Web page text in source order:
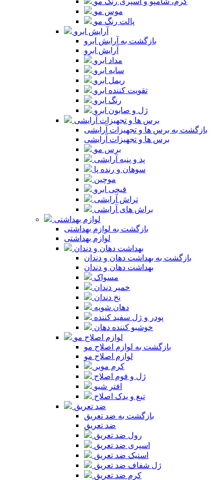
موس مو
پالت رنگ مو
آرایش ابرو
بازگشت به آرایش ابرو
آرایش ابرو
مداد ابرو
سایه ابرو
ریمل ابرو
تقویت کننده ابرو
رنگ ابرو
ژل و صابون ابرو
برس ها و تجهیزات آرایشی
بازگشت به برس ها و تجهیزات آرایشی
برس ها و تجهیزات آرایشی
برس مو
پد و پنبه آرایشی
سوهان و رنده پا
موچین
قیچی ابرو
تراش آرایشی
براش های آرایشی
لوازم بهداشتی
بازگشت به لوازم بهداشتی
لوازم بهداشتی
بهداشت دهان و دندان
بازگشت به بهداشت دهان و دندان
بهداشت دهان و دندان
مسواک
خمیر دندان
نخ دندان
دهان شویه
پودر و ژل سفید کننده
خوشبو کننده دهان
لوازم اصلاح مو
بازگشت به لوازم اصلاح مو
لوازم اصلاح مو
کرم موبر
ژل و فوم اصلاح
افتر شیو
تیغ و یدک اصلاح
ضد تعریق
بازگشت به ضد تعریق
ضد تعریق
رول ضد تعریق
اسپری ضد تعریق
استیک ضد تعریق
ژل شفاف ضد تعریق
کرم ضد تعریق